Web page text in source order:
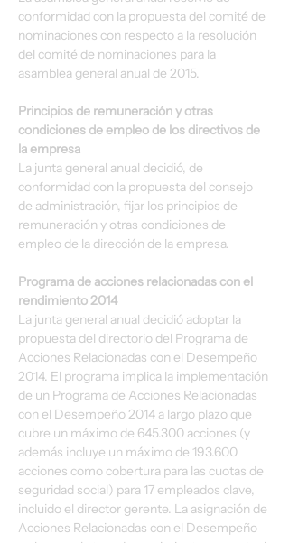
conformidad con la propuesta del comité de
nominaciones con respecto a la resolución
del comité de nominaciones para la
asamblea general anual de 2015.
Principios de remuneración y otras
condiciones de empleo de los directivos de
la empresa
La junta general anual decidió, de
conformidad con la propuesta del consejo
de administración, fijar los principios de
remuneración y otras condiciones de
empleo de la dirección de la empresa.
Programa de acciones relacionadas con el
rendimiento 2014
La junta general anual decidió adoptar la
propuesta del directorio del Programa de
Acciones Relacionadas con el Desempeño
2014. El programa implica la implementación
de un Programa de Acciones Relacionadas
con el Desempeño 2014 a largo plazo que
cubre un máximo de 645.300 acciones (y
además incluye un máximo de 193.600
acciones como cobertura para las cuotas de
seguridad social) para 17 empleados clave,
incluido el director gerente. La asignación de
Acciones Relacionadas con el Desempeño